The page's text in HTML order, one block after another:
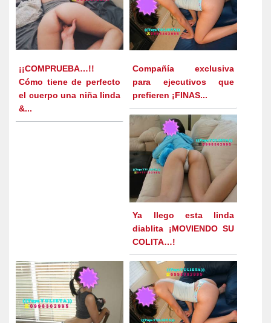
¡¡COMPRUEBA…!!
Cómo tiene de perfecto
el cuerpo una niña linda
&...
Compañía exclusiva
para ejecutivos que
prefieren ¡FINAS...
Ya llego esta linda
diablita ¡MOVIENDO SU
COLITA…!